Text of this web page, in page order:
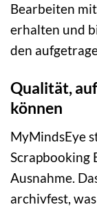
Bearbeiten
erhalten und
den
Qualität,
können
MyMindsEye
Scrapbooking
Ausnahme.
archivfest,